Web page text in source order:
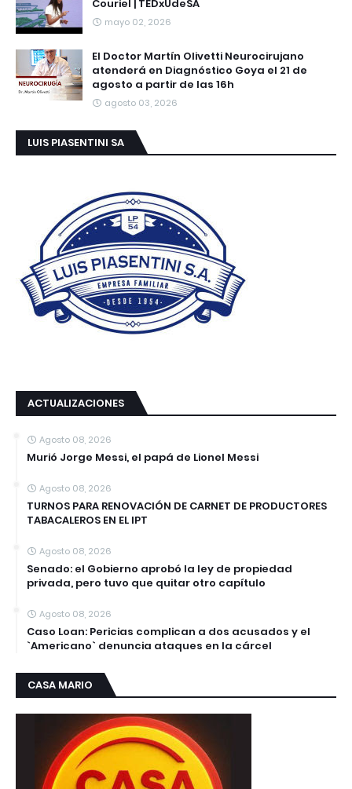
Couriel | TEDxUdeSA
mayo 02, 2026
El Doctor Martín Olivetti Neurocirujano
atenderá en Diagnóstico Goya el 21 de
agosto a partir de las 16h
agosto 03, 2026
LUIS PIASENTINI SA
ACTUALIZACIONES
Agosto 08, 2026
Murió Jorge Messi, el papá de Lionel Messi
Agosto 08, 2026
TURNOS PARA RENOVACIÓN DE CARNET DE PRODUCTORES
TABACALEROS EN EL IPT
Agosto 08, 2026
Senado: el Gobierno aprobó la ley de propiedad
privada, pero tuvo que quitar otro capítulo
Agosto 08, 2026
Caso Loan: Pericias complican a dos acusados y el
`Americano` denuncia ataques en la cárcel
CASA MARIO